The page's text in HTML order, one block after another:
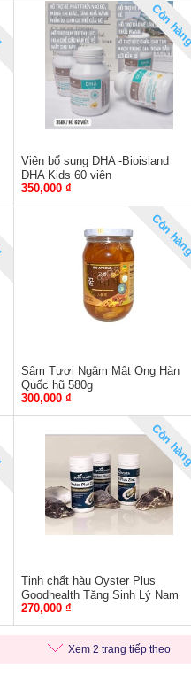
Còn hàng
Viên bổ sung DHA -Bioisland
DHA Kids 60 viên
350,000 ₫
Còn hàng
Sâm Tươi Ngâm Mật Ong Hàn
Quốc hũ 580g
300,000 ₫
Còn hàng
Tinh chất hàu Oyster Plus
Goodhealth Tăng Sinh Lý Nam
Giới - Hộp 60 Viên
270,000 ₫
Xem 2 trang tiếp theo